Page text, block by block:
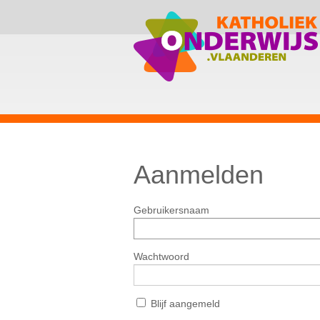
Aanmelden
Gebruikersnaam
Wachtwoord
Blijf aangemeld